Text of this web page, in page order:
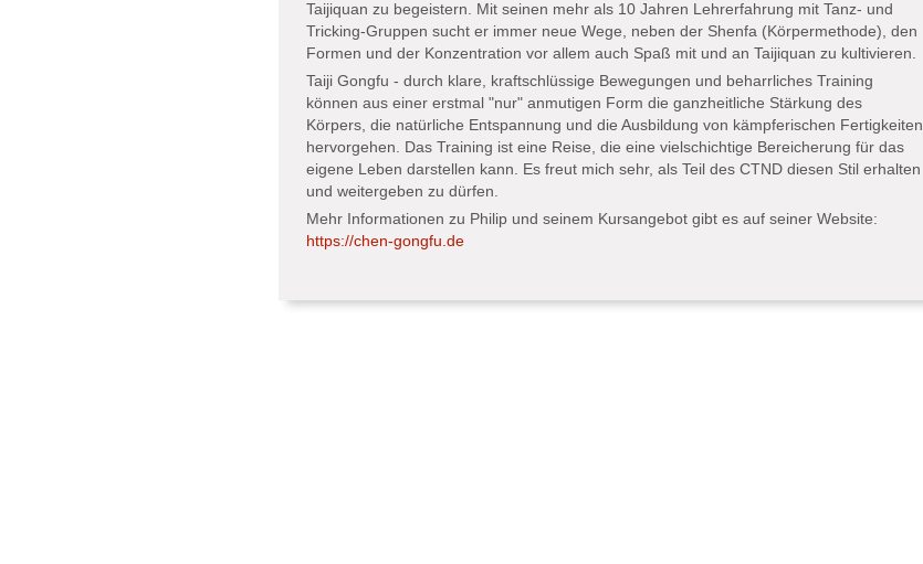
Taijiquan zu begeistern. Mit seinen mehr als 10 Jahren Lehrerfahrung mit Tanz- und
Tricking-Gruppen sucht er immer neue Wege, neben der Shenfa (Körpermethode), den
Formen und der Konzentration vor allem auch Spaß mit und an Taijiquan zu kultivieren.
Taiji Gongfu - durch klare, kraftschlüssige Bewegungen und beharrliches Training
können aus einer erstmal "nur" anmutigen Form die ganzheitliche Stärkung des
Körpers, die natürliche Entspannung und die Ausbildung von kämpferischen Fertigkeiten
hervorgehen. Das Training ist eine Reise, die eine vielschichtige Bereicherung für das
eigene Leben darstellen kann. Es freut mich sehr, als Teil des CTND diesen Stil erhalten
und weitergeben zu dürfen.
Mehr Informationen zu Philip und seinem Kursangebot gibt es auf seiner Website:
https://chen-gongfu.de